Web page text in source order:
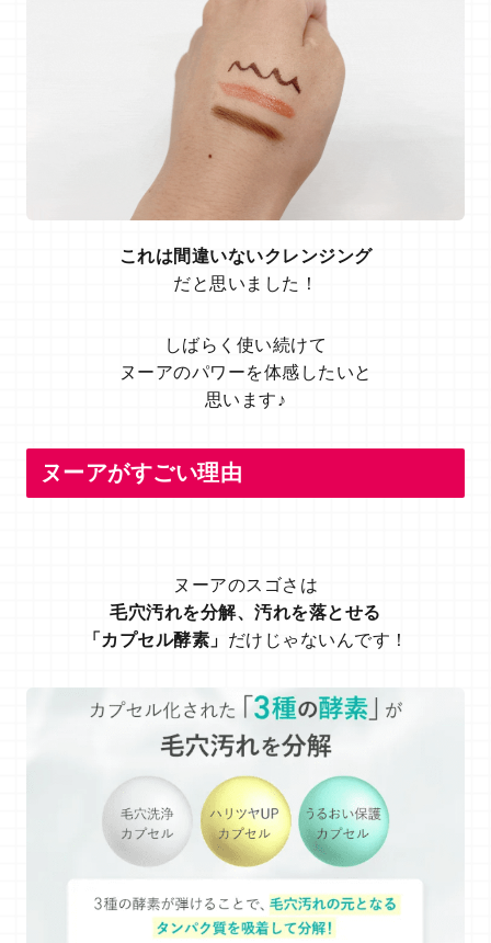
これは間違いないクレンジング
だと思いました！
しばらく使い続けて
ヌーアのパワーを体感したいと
思います♪
ヌーアがすごい理由
ヌーアのスゴさは
毛穴汚れを分解、汚れを落とせる
「カプセル酵素」 だけじゃないんです！